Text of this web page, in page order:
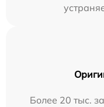
Более 20 тыс.